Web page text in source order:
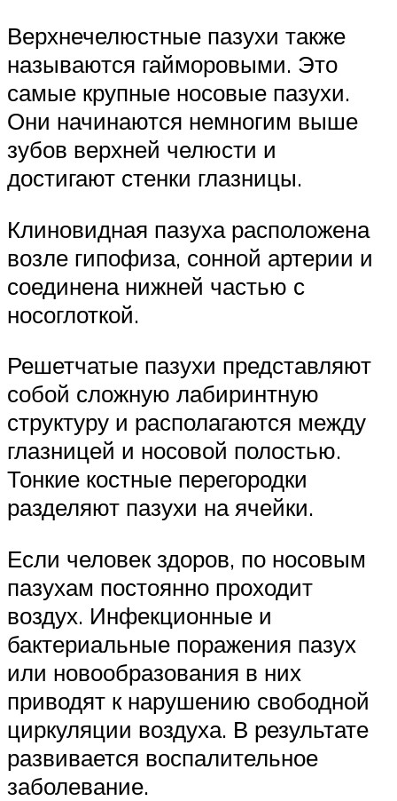
Верхнечелюстные пазухи также
называются гайморовыми. Это
самые крупные носовые пазухи.
Они начинаются немногим выше
зубов верхней челюсти и
достигают стенки глазницы.
Клиновидная пазуха расположена
возле гипофиза, сонной артерии и
соединена нижней частью с
носоглоткой.
Решетчатые пазухи представляют
собой сложную лабиринтную
структуру и располагаются между
глазницей и носовой полостью.
Тонкие костные перегородки
разделяют пазухи на ячейки.
Если человек здоров, по носовым
пазухам постоянно проходит
воздух. Инфекционные и
бактериальные поражения пазух
или новообразования в них
приводят к нарушению свободной
циркуляции воздуха. В результате
развивается воспалительное
заболевание.